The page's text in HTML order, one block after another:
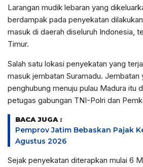
Larangan mudik lebaran yang
berdampak pada penyekatan
masuk di daerah diseluruh Indonesia,
Timur.
Salah satu lokasi penyekatan yang
masuk jembatan Suramadu. Jembatan
penghubung menuju pulau Madura itu
petugas gabungan TNI-Polri dan
BACA JUGA :
Pemprov Jatim Bebaskan Pajak
Agustus 2026
Sejak penyekatan diterapkan mulai 6